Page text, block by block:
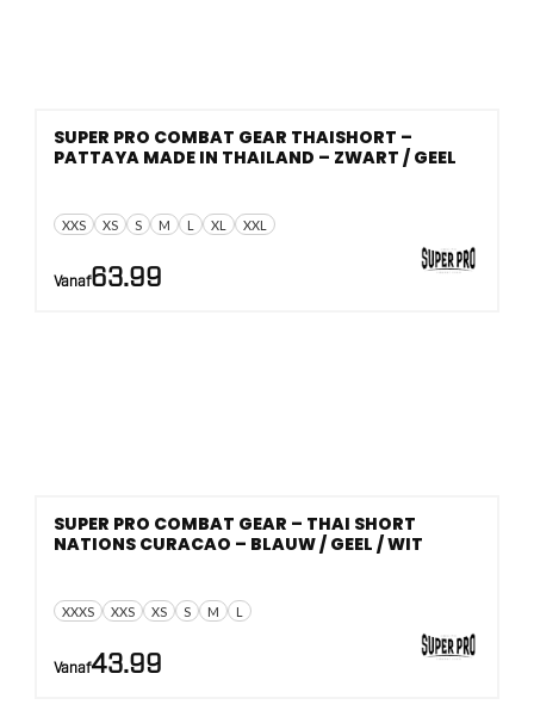
XXS XS S M L XL XXL
SUPER PRO COMBAT GEAR THAISHORT –
PATTAYA MADE IN THAILAND – ZWART / GEEL
Vanaf63.99
XXXS XXS XS S M L
SUPER PRO COMBAT GEAR – THAI SHORT
NATIONS CURACAO – BLAUW / GEEL / WIT
Vanaf43.99